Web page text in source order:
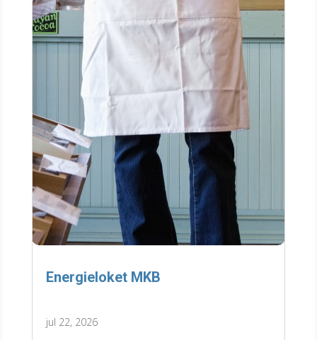
Energieloket MKB
jul 22, 2026